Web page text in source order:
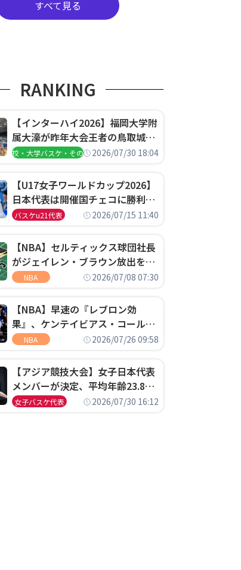
すべて見る
RANKING
【インターハイ2026】福岡大学附
属大濠が昨年大会王者の鳥取城北
を撃破、大阪薫英女学院は岐阜女
高校・大学バスケ・その他2026/07/30 18:04
【U17女子ワールドカップ2026】
日本代表は開催国チェコに勝利し
て予選グループ3連勝で首位通
決定
バスケu21代表 2026/07/15 11:40
【NBA】セルティックス球団社長
がジェイレン・ブラウン放出を説
明「キャップの70％が2人の選手
NBA 2026/07/08 07:30
【NBA】早速の『レブロン効
果』、ケンテイビアス・コールド
ウェル・ポープがセブンティシク
NBA 2026/07/26 09:58
【アジア競技大会】女子日本代表
メンバーが決定、平均年齢23.8歳
のフレッシュなメンバーが日本開
女子バスケ代表 2026/07/30 16:12